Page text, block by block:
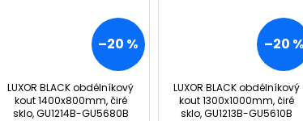
–20 %
LUXOR BLACK obdélníkový
kout 1400x800mm, čiré
sklo, GU1214B-GU5680B
–20 %
LUXOR BLACK obdélníkový
kout 1300x1000mm, čiré
sklo, GU1213B-GU5610B